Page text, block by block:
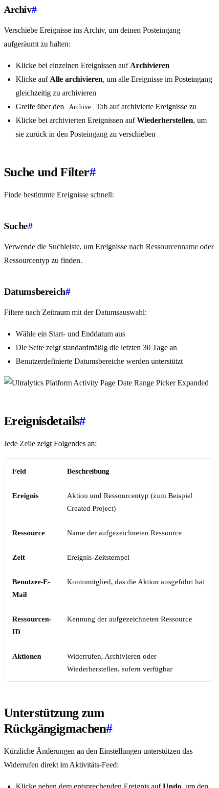
Archiv#
Verschiebe Ereignisse ins Archiv, um deinen Posteingang
aufgeräumt zu halten:
Klicke bei einzelnen Ereignissen auf Archivieren
Klicke auf Alle archivieren, um alle Ereignisse im Posteingang
gleichzeitig zu archivieren
Greife über den
Archive
Tab auf archivierte Ereignisse zu
Klicke bei archivierten Ereignissen aufWiederherstellen, um
sie zurück in den Posteingang zu verschieben
Suche und Filter#
Finde bestimmte Ereignisse schnell:
Suche#
Verwende die Suchleiste, um Ereignisse nach Ressourcenname oder
Ressourcentyp zu finden.
Datumsbereich#
Filtere nach Zeitraum mit der Datumsauswahl:
Wähle ein Start- und Enddatum aus
Die Seite zeigt standardmäßig die letzten 30 Tage an
Benutzerdefinierte Datumsbereiche werden unterstützt
Ereignisdetails#
Jede Zeile zeigt Folgendes an:
Feld Beschreibung
Ereignis
Aktion und Ressourcentyp (zum Beispiel
Created Project)
Ressource Name der aufgezeichneten Ressource
Zeit Ereignis-Zeitstempel
Benutzer-E-
Mail
Kontomitglied, das die Aktion ausgeführt hat
Ressourcen-
ID
Kennung der aufgezeichneten Ressource
Aktionen
Widerrufen, Archivieren oder
Wiederherstellen, sofern verfügbar
Unterstützung zum
Rückgängigmachen#
Kürzliche Änderungen an den Einstellungen unterstützen das
Widerrufen direkt im Aktivitäts-Feed:
Klicke neben dem entsprechenden Ereignis aufUndo , um den